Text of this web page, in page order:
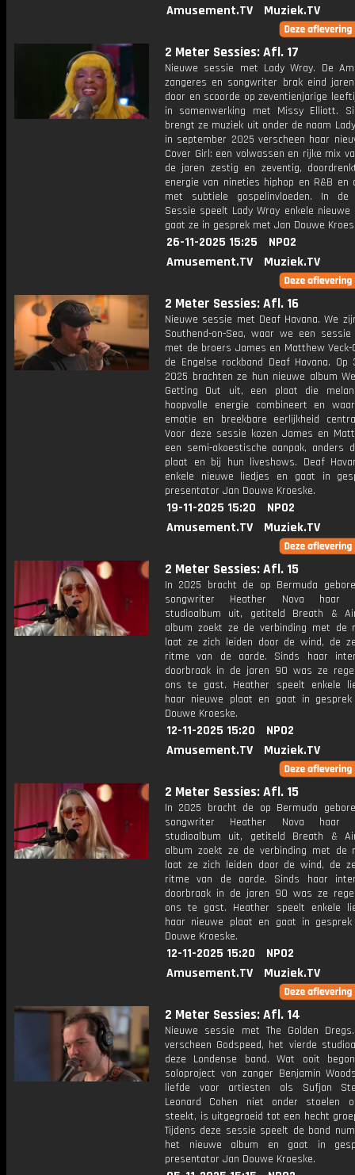
Amusement.TV
Muziek.TV
2 Meter Sessies: Afl. 17
Nieuwe sessie met Lady Wray. De
zangeres en songwriter brak eind
door en scoorde op zeventienjarige
in samenwerking met Missy Elliott.
brengt ze muziek uit onder de naam
in september 2025 verscheen haar
Cover Girl: een volwassen en rijke mix
de jaren zestig en zeventig,
energie van nineties hiphop en R&B en
met subtiele gospelinvloeden. In
Sessie speelt Lady Wray enkele nieuwe
gaat ze in gesprek met Jan Douwe
26-11-2025 15:25
NPO2
Amusement.TV
Muziek.TV
2 Meter Sessies: Afl. 16
Nieuwe sessie met Deaf Havana. We
Southend-on-Sea, waar we een sessie
met de broers James en Matthew Veck-
de Engelse rockband Deaf Havana. Op
2025 brachten ze hun nieuwe album
Getting Out uit, een plaat die
hoopvolle energie combineert en
emotie en breekbare eerlijkheid
Voor deze sessie kozen James en
een semi-akoestische aanpak, anders
plaat en bij hun liveshows. Deaf
enkele nieuwe liedjes en gaat in
presentator Jan Douwe Kroeske.
19-11-2025 15:20
NPO2
Amusement.TV
Muziek.TV
2 Meter Sessies: Afl. 15
In 2025 bracht de op Bermuda
songwriter Heather Nova haar
studioalbum uit, getiteld Breath &
album zoekt ze de verbinding met de
laat ze zich leiden door de wind, de
ritme van de aarde. Sinds haar
doorbraak in de jaren 90 was ze
ons te gast. Heather speelt enkele
haar nieuwe plaat en gaat in
Douwe Kroeske.
12-11-2025 15:20
NPO2
Amusement.TV
Muziek.TV
2 Meter Sessies: Afl. 15
In 2025 bracht de op Bermuda
songwriter Heather Nova haar
studioalbum uit, getiteld Breath &
album zoekt ze de verbinding met de
laat ze zich leiden door de wind, de
ritme van de aarde. Sinds haar
doorbraak in de jaren 90 was ze
ons te gast. Heather speelt enkele
haar nieuwe plaat en gaat in
Douwe Kroeske.
12-11-2025 15:20
NPO2
Amusement.TV
Muziek.TV
2 Meter Sessies: Afl. 14
Nieuwe sessie met The Golden
verscheen Godspeed, het vierde
deze Londense band. Wat ooit
soloproject van zanger Benjamin
liefde voor artiesten als Sufjan
Leonard Cohen niet onder stoelen
steekt, is uitgegroeid tot een hecht
Tijdens deze sessie speelt de band
het nieuwe album en gaat in
presentator Jan Douwe Kroeske.